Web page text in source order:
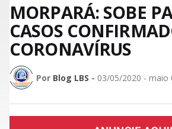
MORPARÁ: SOBE
CASOS
CORONAVÍRUS
Por Blog LBS - 03/05/2020 - maio